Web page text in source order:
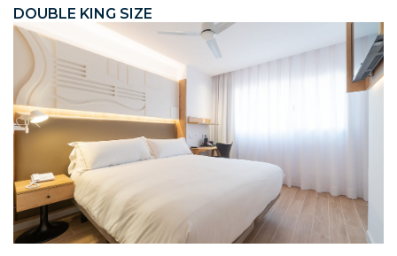
DOUBLE KING SIZE